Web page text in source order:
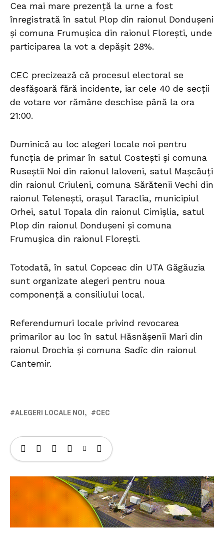
Cea mai mare prezență la urne a fost
înregistrată în satul Plop din raionul Dondușeni
și comuna Frumușica din raionul Florești, unde
participarea la vot a depășit 28%.
CEC precizează că procesul electoral se
desfășoară fără incidente, iar cele 40 de secții
de votare vor rămâne deschise până la ora
21:00.
Duminică au loc alegeri locale noi pentru
funcția de primar în satul Costești și comuna
Ruseștii Noi din raionul Ialoveni, satul Mașcăuți
din raionul Criuleni, comuna Sărătenii Vechi din
raionul Telenești, orașul Taraclia, municipiul
Orhei, satul Topala din raionul Cimișlia, satul
Plop din raionul Dondușeni și comuna
Frumușica din raionul Florești.
Totodată, în satul Copceac din UTA Găgăuzia
sunt organizate alegeri pentru noua
componență a consiliului local.
Referendumuri locale privind revocarea
primarilor au loc în satul Hăsnășenii Mari din
raionul Drochia și comuna Sadîc din raionul
Cantemir.
ALEGERI LOCALE NOI CEC